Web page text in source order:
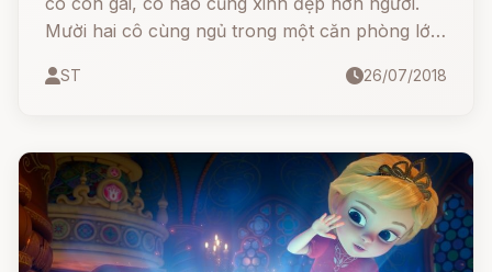
Mười hai cô cùng ngủ trong một căn phòng lớn,
các cô đi ngủ, vua thân chinh đóng cửa, cài
ST 26/07/2018